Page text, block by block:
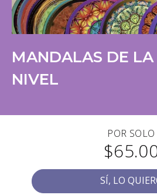
MANDALAS DE LA
NIVEL
POR SOLO
SÍ, LO